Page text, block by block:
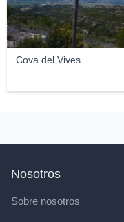
Cova del Vives
Nosotros
Sobre nosotros